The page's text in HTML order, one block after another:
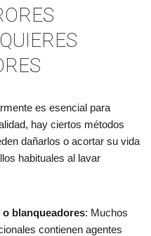
es esencial para
hay ciertos métodos
dañarlos o acortar su vida
habituales al lavar
blanqueadores: Muchos
contienen agentes